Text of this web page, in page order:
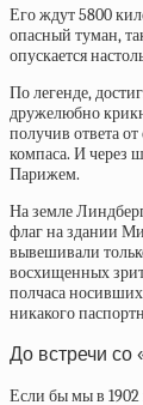
Его ждут 5800
опасный туман,
опускается
По легенде,
дружелюбно
получив ответа
компаса. И через
Парижем.
На земле
флаг на здании
вывешивали
восхищенных
полчаса
никакого
До встречи со
Если бы мы в 1902